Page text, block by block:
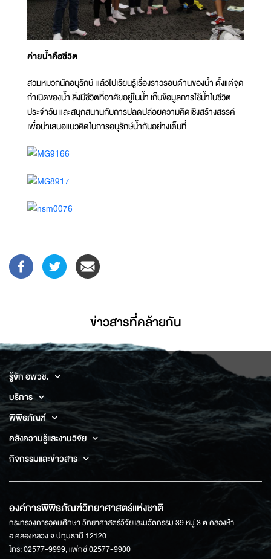
ค่ายน้ำคือชีวิต
สวมหมวกนักอนุรักษ์ แล้วไปเรียนรู้เรื่องราวรอบด้านของน้ำ ตั้งแต่จุด
กำเนิดของน้ำ สิ่งมีชีวิตที่อาศัยอยู่ในน้ำ เก็บข้อมูลการใช้น้ำในชีวิต
ประจำวัน และสนุกสนานกับการปลดปล่อยความคิดเชิงสร้างสรรค์
เพื่อนำเสนอแนวคิดในการอนุรักษ์น้ำกันอย่างเต็มที่
ข่าวสารที่่คล้ายกัน
รู้จัก อพวช.
บริการ
พิพิธภัณฑ์
คลังความรู้และงานวิจัย
กิจกรรมและข่าวสาร
องค์การพิพิธภัณฑ์วิทยาศาสตร์แห่งชาติ
กระทรวงการอุดมศึกษา วิทยาศาสตร์วิจัยและนวัตกรรม 39 หมู่ 3 ต.คลองห้า
อ.คลองหลวง จ.ปทุมธานี 12120
โทร: 02577-9999, แฟกซ์ 02577-9900